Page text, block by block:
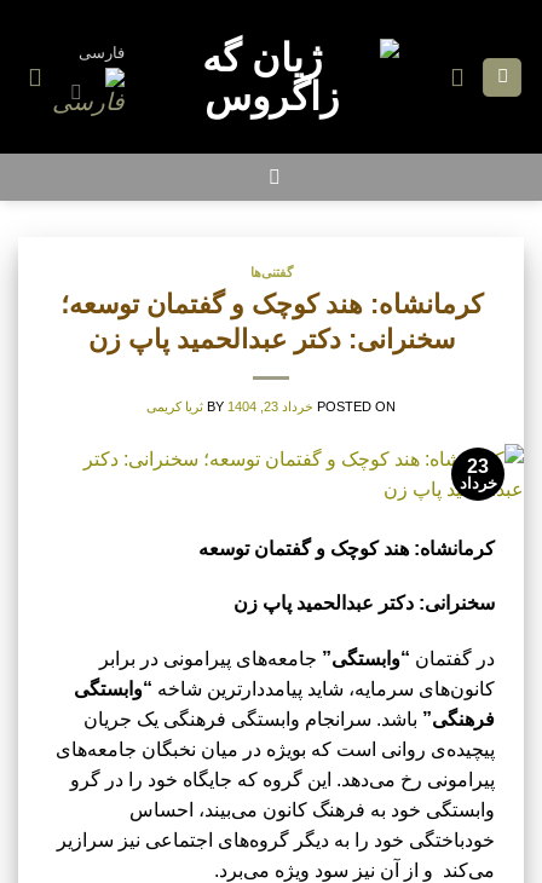
content
فارسی
گفتنی‌ها
کرمانشاه: هند کوچک و گفتمان توسعه؛
سخنرانی: دکتر عبدالحمید پاپ زن
POSTED ON خرداد 23, 1404 BY ثریا کریمی
23
خرداد
کرمانشاه: هند کوچک و گفتمان توسعه
سخنرانی: دکتر عبدالحمید پاپ زن
در گفتمان “وابستگی” جامعه‌های پیرامونی در برابر
کانون‌های سرمایه، شاید پیامددارترین شاخه “وابستگی
فرهنگی” باشد. سرانجام وابستگی فرهنگی یک جریان
پیچیده‌ی روانی است که بویژه در میان نخبگان جامعه‌های
پیرامونی رخ می‌دهد. این گروه که جایگاه خود را در گرو
وابستگی خود به فرهنگ کانون می‌بیند، احساس
خودباختگی خود را به دیگر گروه‌های اجتماعی نیز سرازیر
می‌کند و از آن نیز سود ویژه می‌برد.